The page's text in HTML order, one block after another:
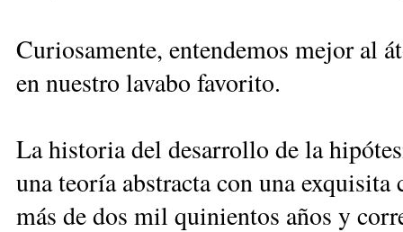
Curiosamente, entendemos mejor al
en nuestro lavabo favorito.
La historia del desarrollo de la
una teoría abstracta con una
más de dos mil quinientos años y